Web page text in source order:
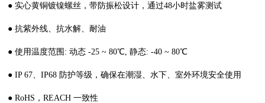
● 实心黄铜镀镍螺丝，带防振松设计，通过48小时盐雾测试
● 抗紫外线、抗水解、耐油
● 使用温度范围: 动态 -25 ~ 80℃, 静态: -40 ~ 80℃
● IP 67、IP68 防护等级，确保在潮湿、水下、室外环境安全使用
● RoHS，REACH 一致性